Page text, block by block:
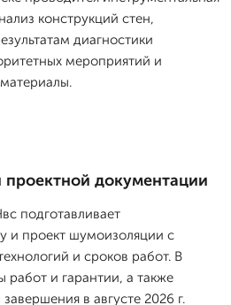
конструкций стен,
диагностики
мероприятий и
проектной документации
подготавливает
и проект шумоизоляции с
и сроков работ. В
работ и гарантии, а также
в августе 2026 г.